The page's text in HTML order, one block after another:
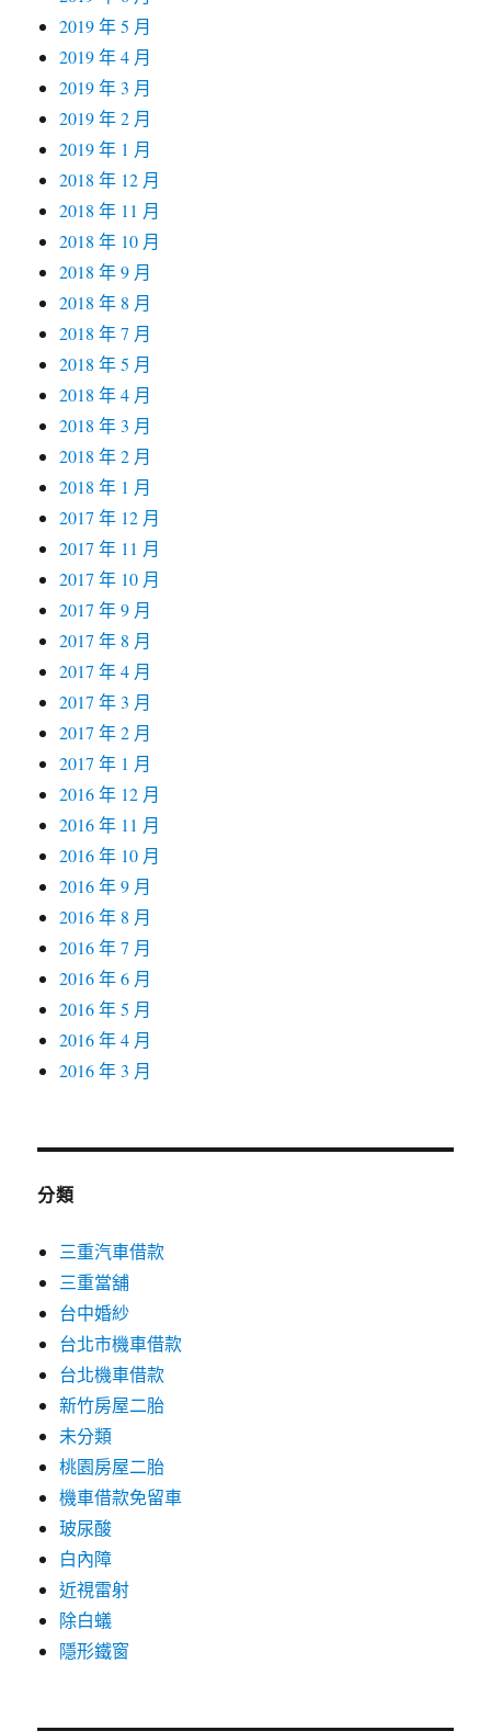
2019 年 5 月
2019 年 4 月
2019 年 3 月
2019 年 2 月
2019 年 1 月
2018 年 12 月
2018 年 11 月
2018 年 10 月
2018 年 9 月
2018 年 8 月
2018 年 7 月
2018 年 5 月
2018 年 4 月
2018 年 3 月
2018 年 2 月
2018 年 1 月
2017 年 12 月
2017 年 11 月
2017 年 10 月
2017 年 9 月
2017 年 8 月
2017 年 4 月
2017 年 3 月
2017 年 2 月
2017 年 1 月
2016 年 12 月
2016 年 11 月
2016 年 10 月
2016 年 9 月
2016 年 8 月
2016 年 7 月
2016 年 6 月
2016 年 5 月
2016 年 4 月
2016 年 3 月
分類
三重汽車借款
三重當舖
台中婚紗
台北市機車借款
台北機車借款
新竹房屋二胎
未分類
桃園房屋二胎
機車借款免留車
玻尿酸
白內障
近視雷射
除白蟻
隱形鐵窗